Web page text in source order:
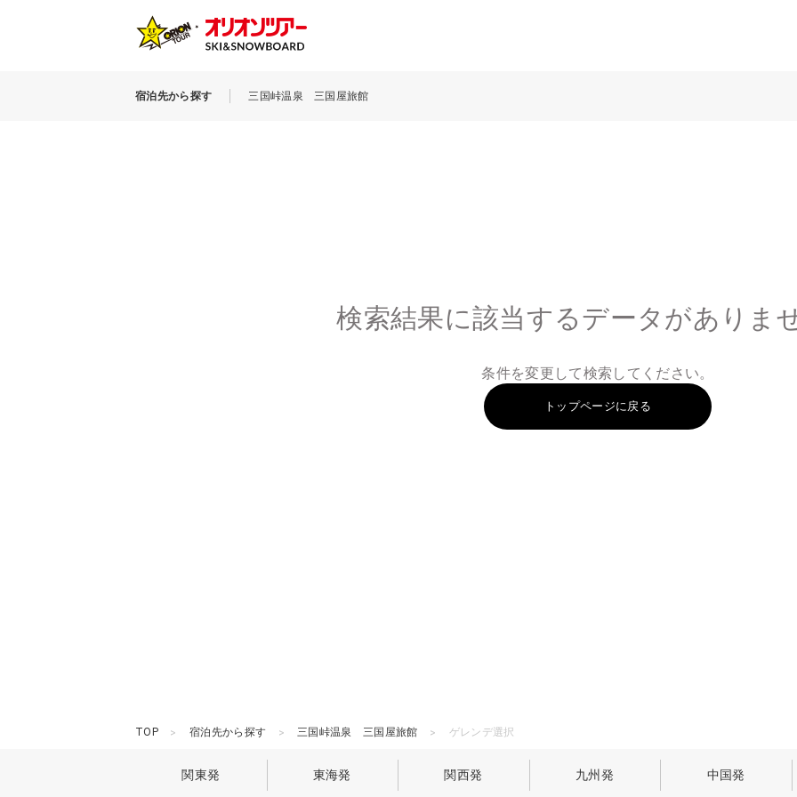
宿泊先から探す 三国峠温泉 三国屋旅館
検索結果に該当するデータがありま
条件を変更して検索してください。
トップページに戻る
TOP 宿泊先から探す 三国峠温泉 三国屋旅館 ゲレンデ選択
関東発 東海発 関西発 九州発 中国発